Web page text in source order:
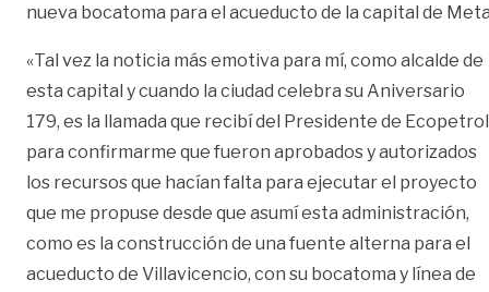
nueva bocatoma para el acueducto de la capital de
«Tal vez la noticia más emotiva para mí, como alcalde de
esta capital y cuando la ciudad celebra su Aniversario
179, es la llamada que recibí del Presidente de
para confirmarme que fueron aprobados y autorizados
los recursos que hacían falta para ejecutar el proyecto
que me propuse desde que asumí esta administración,
como es la construcción de una fuente alterna para el
acueducto de Villavicencio, con su bocatoma y línea de